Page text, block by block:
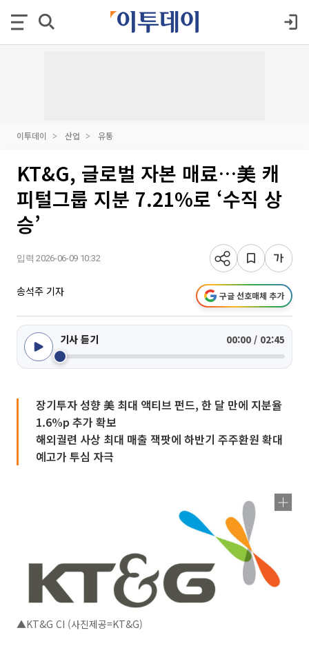
이투데이 산업 유통
KT&G, 글로벌 자본 매료…美 캐
피털그룹 지분 7.21%로 ‘수직 상
승’
입력 2026-06-09 10:32
송석주 기자 구글 선호매체 추가
기사 듣기 00:00 / 02:45
장기투자 성향 美 최대 액티브 펀드, 한 달 만에 지분율
1.6%p 추가 확보
해외궐련 사상 최대 매출 잭팟에 하반기 주주환원 확대
예고가 투심 자극
▲KT&G CI (사진제공=KT&G)